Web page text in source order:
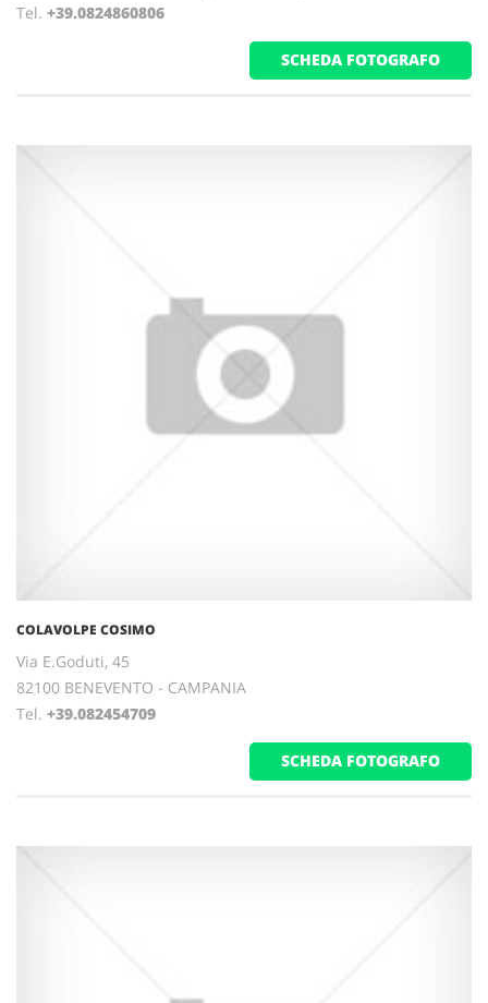
Tel. +39.0824860806
SCHEDA FOTOGRAFO
COLAVOLPE COSIMO
Via E.Goduti, 45
82100 BENEVENTO - CAMPANIA
Tel. +39.082454709
SCHEDA FOTOGRAFO